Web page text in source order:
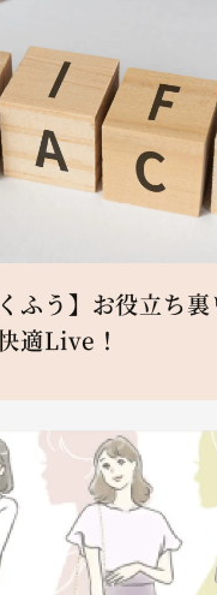
ふう】お役立ち
適Live！